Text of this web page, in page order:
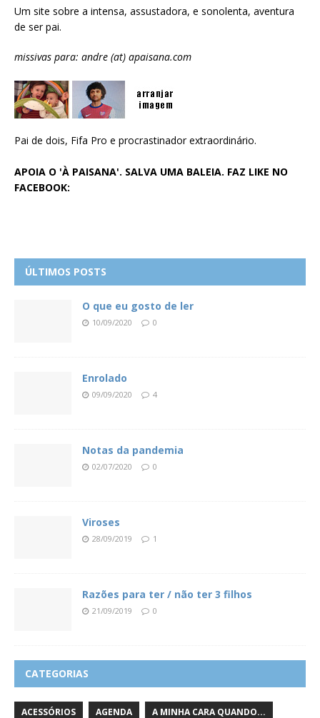
Um site sobre a intensa, assustadora, e sonolenta, aventura
de ser pai.
missivas para: andre (at) apaisana.com
Pai de dois, Fifa Pro e procrastinador extraordinário.
APOIA O 'À PAISANA'. SALVA UMA BALEIA. FAZ LIKE NO
FACEBOOK:
ÚLTIMOS POSTS
O que eu gosto de ler
10/09/2020 0
Enrolado
09/09/2020 4
Notas da pandemia
02/07/2020 0
Viroses
28/09/2019 1
Razões para ter / não ter 3 filhos
21/09/2019 0
CATEGORIAS
ACESSÓRIOS AGENDA A MINHA CARA QUANDO...